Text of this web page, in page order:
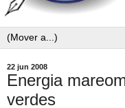
22 jun 2008
Energia
verdes